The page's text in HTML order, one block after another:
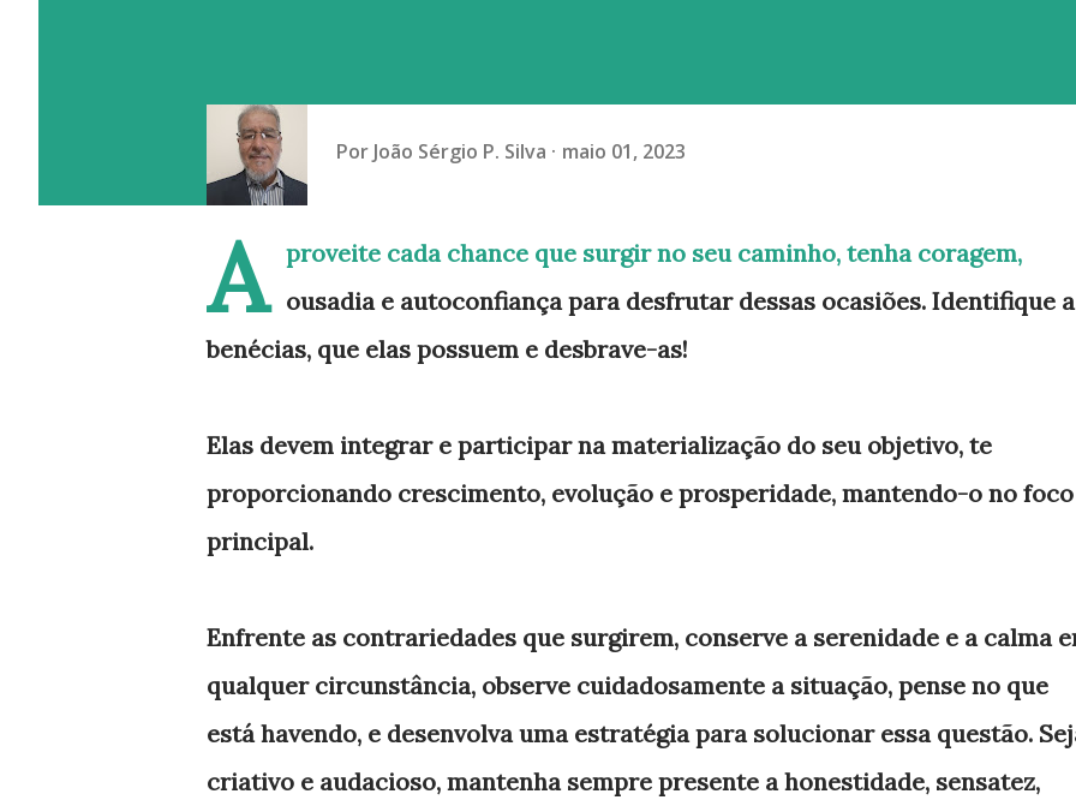
Por João Sérgio P. Silva maio 01, 2023
A
proveite cada chance que surgir no seu caminho, tenha coragem,
ousadia e autoconfiança para desfrutar dessas ocasiões. Identifique
benécias, que elas possuem e desbrave-as!
Elas devem integrar e participar na materialização do seu objetivo, te
proporcionando crescimento, evolução e prosperidade, mantendo-o no foco
principal.
Enfrente as contrariedades que surgirem, conserve a serenidade e a calma
qualquer circunstância, observe cuidadosamente a situação, pense no que
está havendo, e desenvolva uma estratégia para solucionar essa questão.
criativo e audacioso, mantenha sempre presente a honestidade, sensatez,